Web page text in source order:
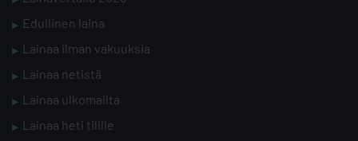
Edullinen laina
Lainaa ilman vakuuksia
Lainaa netistä
Lainaa ulkomailta
Lainaa heti tilille